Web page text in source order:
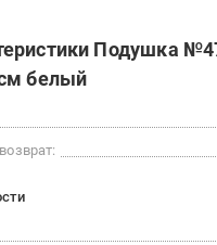
Подушка
белый